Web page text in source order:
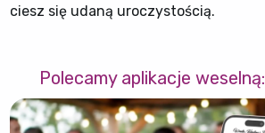
ciesz się udaną uroczystością.
Polecamy aplikacje weselną: